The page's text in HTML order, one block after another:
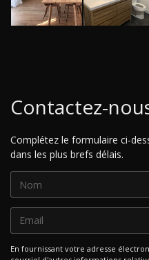
Contactez-
Complétez le formulaire ci-
dans les plus brefs délais.
En fournissant votre adresse